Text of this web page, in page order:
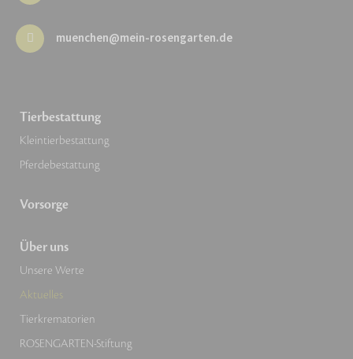
muenchen@mein-rosengarten.de
Tierbestattung
Kleintierbestattung
Pferdebestattung
Vorsorge
Über uns
Unsere Werte
Aktuelles
Tierkrematorien
ROSENGARTEN-Stiftung